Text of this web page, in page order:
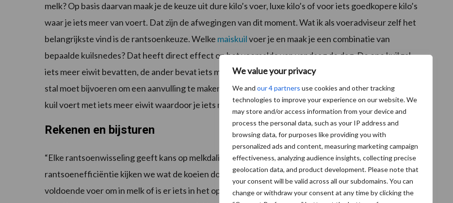
We value your privacy
We and our 4 partners use cookies and other tracking
technologies to improve your experience on our website. We
may store and/or access information from your device and
process the personal data, such as your IP address and
browsing data, for purposes like providing you with
personalized ads and content, measuring marketing campaign
effectiveness, analyzing audience insights, collecting precise
geolocation data, and product development. Please note that
your consent will be valid across all our subdomains. You can
change or withdraw your consent at any time by clicking the
melk? Op basis daarvan maak je de keuze uit dure kilo’s voer, luxe kilo’s of voor iets goedkopere kilo’s
waar je iets meer van voert. Dat zijn de afwegingen van dit moment. Wat ik als voeradviseur zelf het
belangrijkste vind is de rantsoenkeuze. Welke maiskuilvoer je en maak je een combinatie van
bepaalde kuilsnedes? Dat heeft direct effect op het voersaldo van vandaag de dag. De ene kuil zal
iets meer eiwit bevatten, de ander bevat iets meer energie. Dat zorgt er uiteindelijk voor wat je in de
stal moet bijvoeren om een aanvulling te maken in het rantsoen. Het kan bijvoorbeeld zijn dat je nu
kuil voert met iets meer eiwit waardoor je iets minder krachtvoer bij hoeft te voeren.”
Rekenen en bijsturen
“Elke rantsoenwisseling geeft kans op melkdaling omdat de koe eraan moet wennen. Op basis van
rantsoenefficiëntie kijken we wat de koeien doen met het aangeboden voer. Zetten de koeien
voldoende voer om in melk of is er iets in het optimalisatieproces wat beter kan zodat we met